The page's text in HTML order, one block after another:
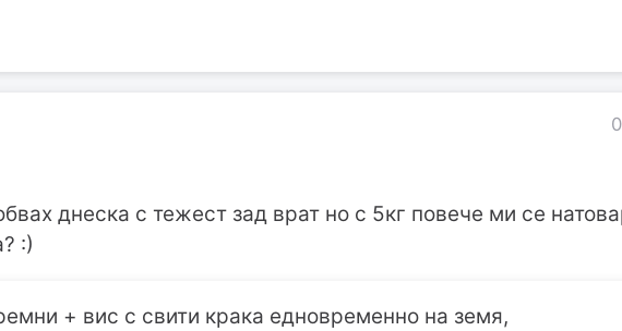
днеска с тежест зад врат но с 5кг повече ми се
:)
+ вис с свити крака едновременно на земя,